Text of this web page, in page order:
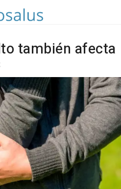
también afecta